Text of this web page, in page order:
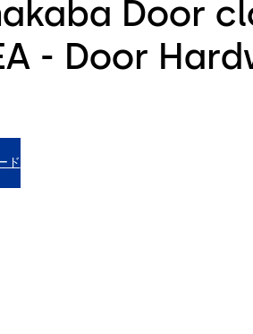
Door
- Door
ド